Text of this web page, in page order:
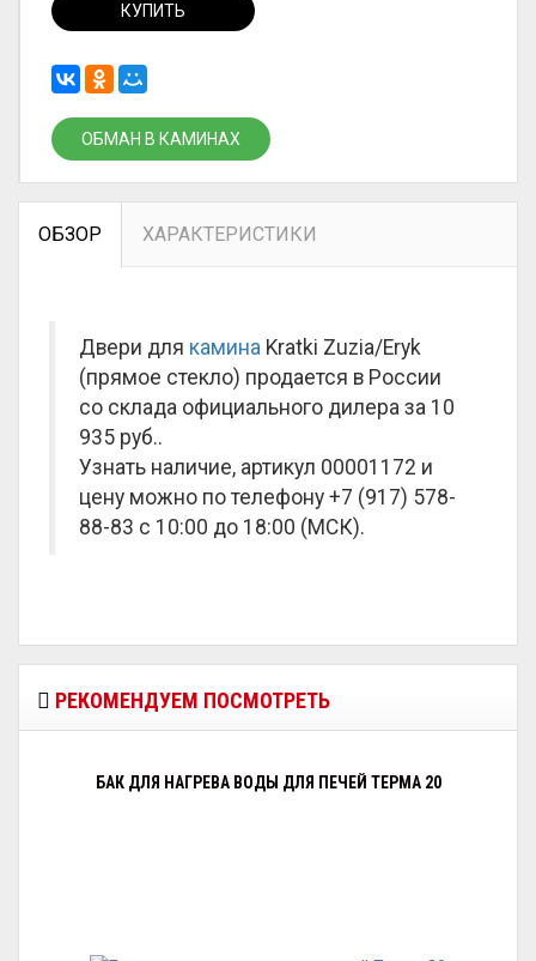
КУПИТЬ
ОБМАН В КАМИНАХ
ОБЗОР ХАРАКТЕРИСТИКИ
Двери для камина Kratki Zuzia/Eryk
(прямое стекло) продается в России
со склада официального дилера за 10
935 руб..
Узнать наличие, артикул 00001172 и
цену можно по телефону +7 (917) 578-
88-83 с 10:00 до 18:00 (МСК).
РЕКОМЕНДУЕМ ПОСМОТРЕТЬ
БАК ДЛЯ НАГРЕВА ВОДЫ ДЛЯ ПЕЧЕЙ ТЕРМА 20